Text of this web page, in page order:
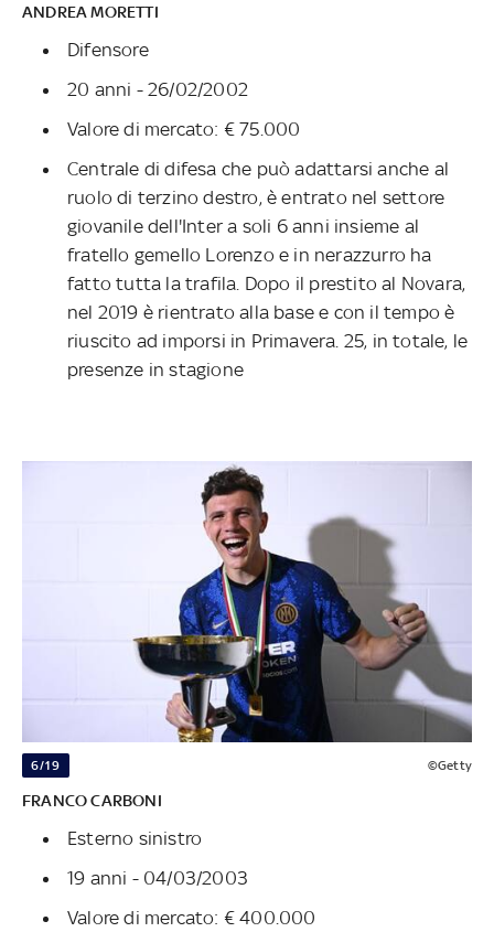
ANDREA MORETTI
Difensore
20 anni - 26/02/2002
Valore di mercato: € 75.000
Centrale di difesa che può adattarsi anche al
ruolo di terzino destro, è entrato nel settore
giovanile dell'Inter a soli 6 anni insieme al
fratello gemello Lorenzo e in nerazzurro ha
fatto tutta la trafila. Dopo il prestito al Novara,
nel 2019 è rientrato alla base e con il tempo è
riuscito ad imporsi in Primavera. 25, in totale, le
presenze in stagione
6/19 ©Getty
FRANCO CARBONI
Esterno sinistro
19 anni - 04/03/2003
Valore di mercato: € 400.000